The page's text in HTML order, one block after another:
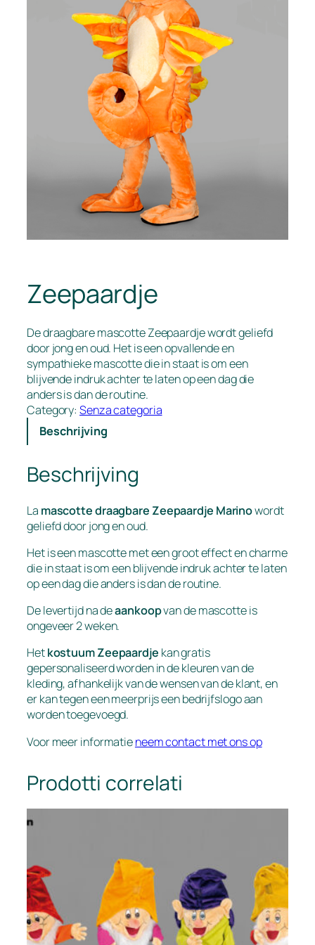
Zeepaardje
De draagbare mascotte Zeepaardje wordt geliefd
door jong en oud. Het is een opvallende en
sympathieke mascotte die in staat is om een
blijvende indruk achter te laten op een dag die
anders is dan de routine.
Category:Senza categoria
Beschrijving
Beschrijving
La mascotte draagbare Zeepaardje Marinowordt
geliefd door jong en oud.
Het is een mascotte met een groot effect en charme
die in staat is om een blijvende indruk achter te laten
op een dag die anders is dan de routine.
De levertijd na deaankoopvan de mascotte is
ongeveer 2 weken.
Hetkostuum Zeepaardje kan gratis
gepersonaliseerd worden in de kleuren van de
kleding, afhankelijk van de wensen van de klant, en
er kan tegen een meerprijs een bedrijfslogo aan
worden toegevoegd.
Voor meer informatieneem contact met ons op
Prodotti correlati